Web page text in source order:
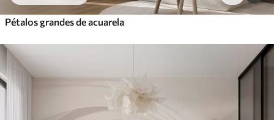
Pétalos grandes de acuarela